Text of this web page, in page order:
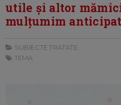
utile și altor
mulțumim
SUBIECTE TRATATE:
TEMA: